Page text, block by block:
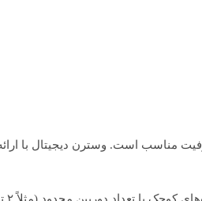
مناسب است. وسترن دیجیتال با